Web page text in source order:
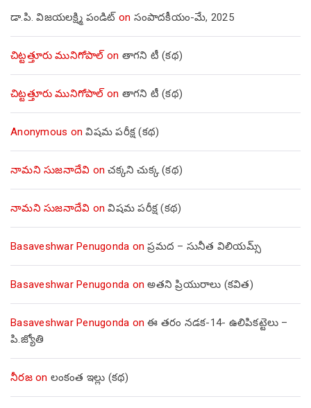
డా.పి. విజయలక్ష్మి పండిట్ on సంపాదకీయం-మే, 2025
చిట్టత్తూరు మునిగోపాల్on తాగని టీ (కథ)
చిట్టత్తూరు మునిగోపాల్on తాగని టీ (కథ)
Anonymous onవిషమ పరీక్ష (క‌థ‌)
నామని సుజనాదేవి onచక్కని చుక్క (కథ)
నామని సుజనాదేవి onవిషమ పరీక్ష (క‌థ‌)
Basaveshwar Penugonda onప్రమద – సునీత విలియమ్స్
Basaveshwar Penugonda onఅతని ప్రియురాలు (కవిత)
Basaveshwar Penugonda onఈ తరం నడక-14- ఉలిపికట్టెలు –
పి.జ్యోతి
నీరజon లంకంత ఇల్లు (కథ)